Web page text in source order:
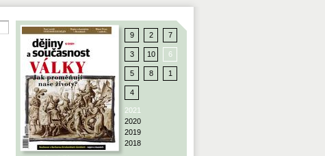
9 2 7
3 10 6
5 8 1
4
2021
2020
2019
2018